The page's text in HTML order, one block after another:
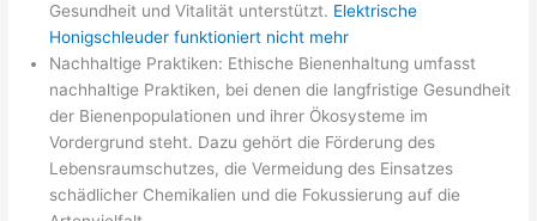
Gesundheit und Vitalität unterstützt. Elektrische
Honigschleuder funktioniert nicht mehr
Nachhaltige Praktiken: Ethische Bienenhaltung umfasst
nachhaltige Praktiken, bei denen die langfristige Gesundheit
der Bienenpopulationen und ihrer Ökosysteme im
Vordergrund steht. Dazu gehört die Förderung des
Lebensraumschutzes, die Vermeidung des Einsatzes
schädlicher Chemikalien und die Fokussierung auf die